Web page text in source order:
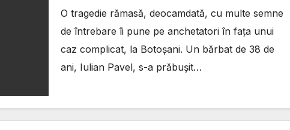
legiștilor
O tragedie rămasă, deocamdată, cu multe semne
de întrebare îi pune pe anchetatori în fața unui
caz complicat, la Botoșani. Un bărbat de 38 de
ani, Iulian Pavel, s-a prăbușit…